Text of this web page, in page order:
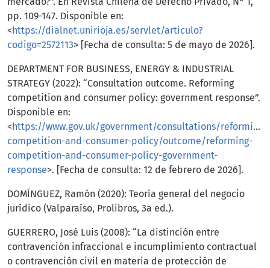
pp. 109-147. Disponible en:
< https://dialnet.unirioja.es/servlet/articulo?
codigo=2572113> [Fecha de consulta: 5 de mayo de 2026].
DEPARTMENT FOR BUSINESS, ENERGY & INDUSTRIAL
STRATEGY (2022): “Consultation outcome. Reforming
competition and consumer policy: government response”.
Disponible en:
< https://www.gov.uk/government/consultations/reforming-
competition-and-consumer-policy/outcome/reforming-
competition-and-consumer-policy-government-
response>. [Fecha de consulta: 12 de febrero de 2026].
DOMÍNGUEZ, Ramón (2020): Teoría general del negocio
jurídico (Valparaíso, Prolibros, 3a ed.).
GUERRERO, José Luis (2008): “La distinción entre
contravención infraccional e incumplimiento contractual
o contravención civil en materia de protección de